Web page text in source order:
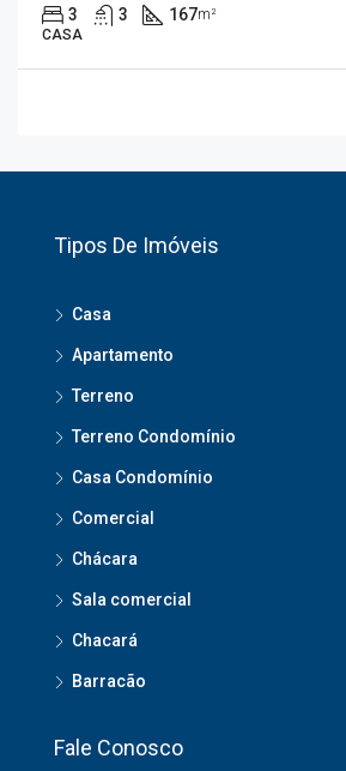
3 3 167m²
CASA
Tipos De Imóveis
Casa
Apartamento
Terreno
Terreno Condomínio
Casa Condomínio
Comercial
Chácara
Sala comercial
Chacará
Barracão
Fale Conosco